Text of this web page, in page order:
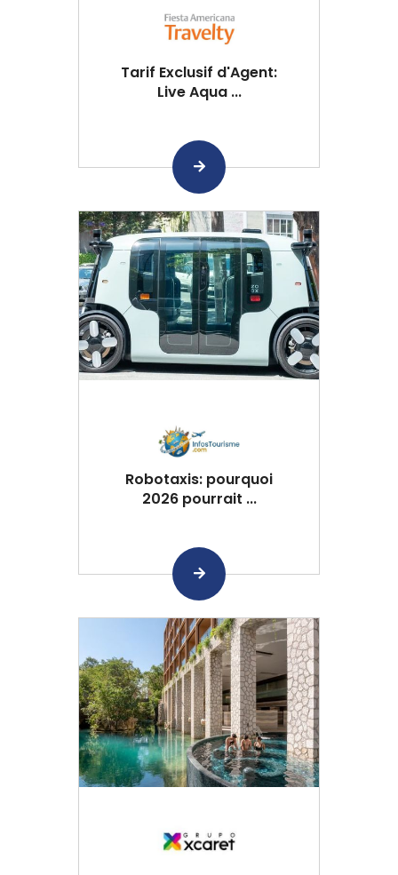
Tarif Exclusif d'Agent:
Live Aqua ...
Robotaxis: pourquoi
2026 pourrait ...